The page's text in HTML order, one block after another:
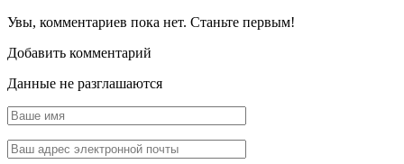
Увы, комментариев пока нет. Станьте первым!
Добавить комментарий
Данные не разглашаются